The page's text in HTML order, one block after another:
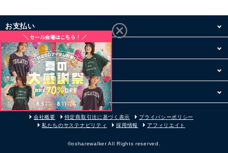
バッグ
アクセサリー
ファッション雑貨
セレモニー・オケージョン
お支払い
配送・送料
お買い物について
その他
会社概要 特定商取引法に基づく表示
プライバシーポリシー
私たちのサステナビリティ
採用情報 アフィリエイト
©osharewalker All Rights reserved.